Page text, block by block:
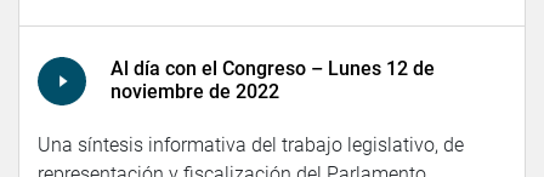
Al día con el Congreso – Lunes 12 de
noviembre de 2022
Una síntesis informativa del trabajo legislativo, de